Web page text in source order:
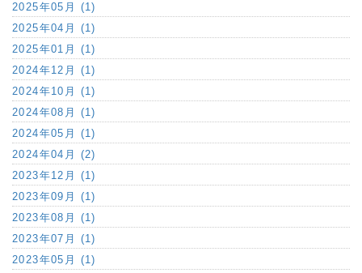
2025年05月 (1)
2025年04月 (1)
2025年01月 (1)
2024年12月 (1)
2024年10月 (1)
2024年08月 (1)
2024年05月 (1)
2024年04月 (2)
2023年12月 (1)
2023年09月 (1)
2023年08月 (1)
2023年07月 (1)
2023年05月 (1)